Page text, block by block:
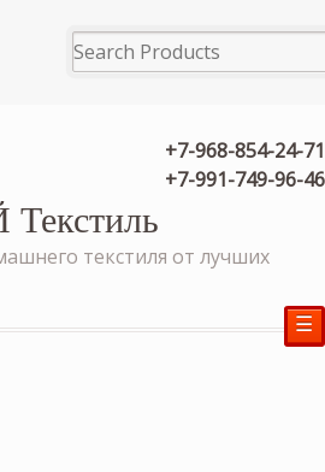
+7-968-854-24-71
+7-991-749-96-46
текстиля от лучших
☰